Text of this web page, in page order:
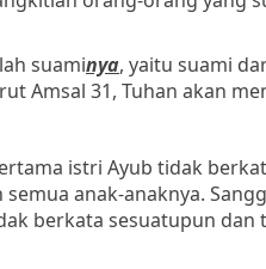
suaminya, yaitu suami
Amsal 31, Tuhan akan
istri Ayub tidak
anak-anaknya.
berkata sesuatupun